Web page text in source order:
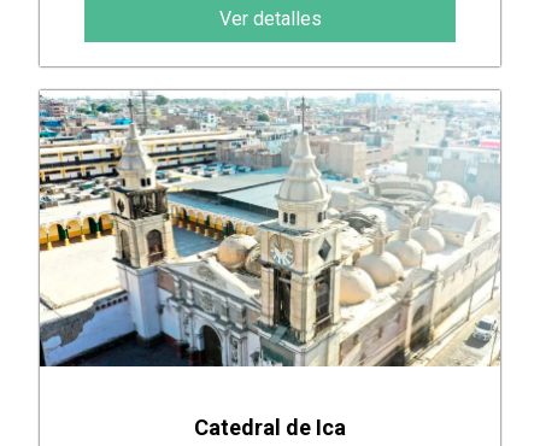
Ver detalles
Catedral de Ica